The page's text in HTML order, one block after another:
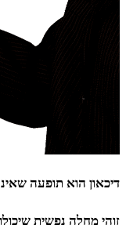
דיכאון הוא תופעה
זוהי מחלה נפשית